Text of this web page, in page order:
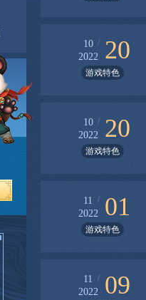
10
2022
20
/
游戏特色
10
2022
20
/
游戏特色
11
2022
01
/
游戏特色
11
2022
09
/